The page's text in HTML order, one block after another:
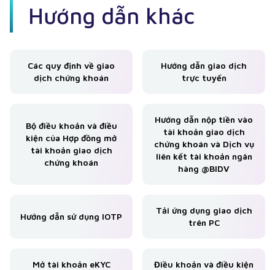
Hướng dẫn khác
Các quy định về giao
dịch chứng khoán
Hướng dẫn giao dịch
trực tuyến
Bộ điều khoản và điều
kiện của Hợp đồng mở
tài khoản giao dịch
chứng khoán
Hướng dẫn nộp tiền vào
tài khoản giao dịch
chứng khoán và Dịch vụ
liên kết tài khoản ngân
hàng @BIDV
Hướng dẫn sử dụng IOTP
Tải ứng dụng giao dịch
trên PC
Mở tài khoản eKYC
Điều khoản và điều kiện